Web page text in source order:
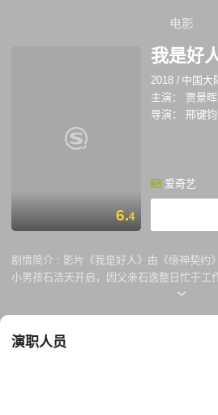
电影
6.4
我是好
2018 / 中国大
主演：
贾景晖
导演：
邢键钧
爱奇艺
剧情简介 : 影片《我是好人》由《缞神契约
小男孩石浩天开启，因父亲石逸整日忙于工
满。而后，在网上发帖雇人绑架自己，希望
幽默完美融合，着力打造小人物的悲喜离合
演职人员